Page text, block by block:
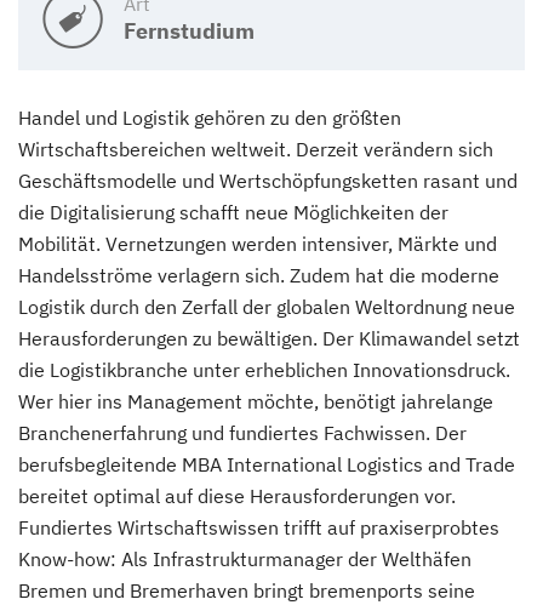
Fernstudium
Handel und Logistik gehören zu den größten
Wirtschaftsbereichen weltweit. Derzeit verändern sich
Geschäftsmodelle und Wertschöpfungsketten rasant und
die Digitalisierung schafft neue Möglichkeiten der
Mobilität. Vernetzungen werden intensiver, Märkte und
Handelsströme verlagern sich. Zudem hat die moderne
Logistik durch den Zerfall der globalen Weltordnung neue
Herausforderungen zu bewältigen. Der Klimawandel setzt
die Logistikbranche unter erheblichen Innovationsdruck.
Wer hier ins Management möchte, benötigt jahrelange
Branchenerfahrung und fundiertes Fachwissen. Der
berufsbegleitende MBA International Logistics and Trade
bereitet optimal auf diese Herausforderungen vor.
Fundiertes Wirtschaftswissen trifft auf praxiserprobtes
Know-how: Als Infrastrukturmanager der Welthäfen
Bremen und Bremerhaven bringt bremenports seine